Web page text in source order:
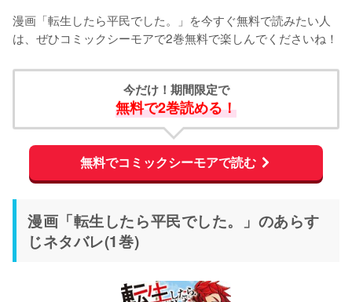
漫画「転生したら平民でした。」を今すぐ無料で読みたい人
は、ぜひコミックシーモアで2巻無料で楽しんでくださいね！
今だけ！期間限定で
無料で2巻読める！
無料でコミックシーモアで読む
漫画「転生したら平民でした。」のあらす
じネタバレ(1巻)